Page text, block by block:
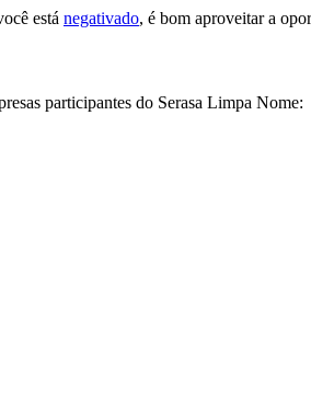
está negativado, é bom aproveitar a
participantes do Serasa Limpa Nome: